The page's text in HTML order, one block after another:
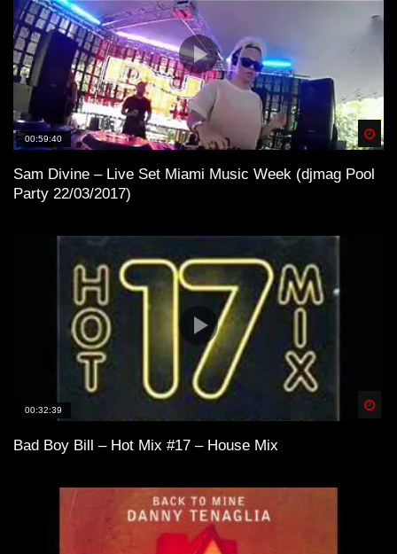
00:59:40
Sam Divine – Live Set Miami Music Week (djmag Pool
Party 22/03/2017)
00:32:39
Bad Boy Bill – Hot Mix #17 – House Mix